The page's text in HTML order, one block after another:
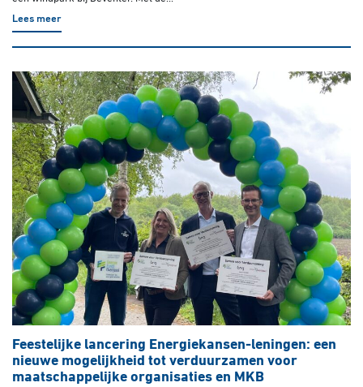
Lees meer
Feestelijke lancering Energiekansen-leningen: een
nieuwe mogelijkheid tot verduurzamen voor
maatschappelijke organisaties en MKB